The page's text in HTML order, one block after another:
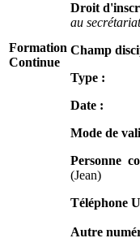
Formation
Continue
Droit
au
Champ
Type :
Date :
Mode de
Personne
(Jean)
Téléphone
Autre